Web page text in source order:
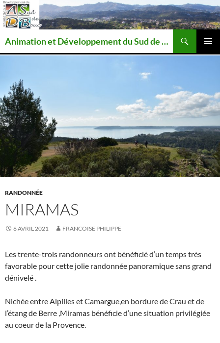
Animation et Développement du Sud de Bouc
MENU
AU
RANDONNÉE
MIRAMAS
6 AVRIL 2021 FRANCOISE PHILIPPE
Les trente-trois randonneurs ont bénéficié d’un temps très
favorable pour cette jolie randonnée panoramique sans grand
dénivelé .
Nichée entre Alpilles et Camargue,en bordure de Crau et de
l’étang de Berre ,Miramas bénéficie d’une situation privilégiée
au coeur de la Provence.